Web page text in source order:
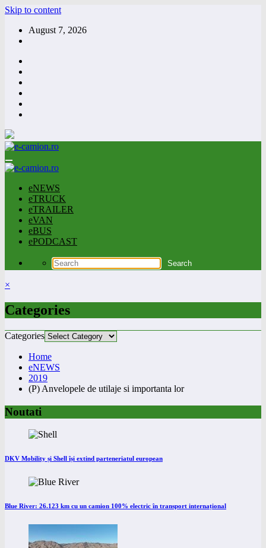
Skip to content
August 7, 2026
eNEWS
eTRUCK
eTRAILER
eVAN
eBUS
ePODCAST
×
Categories
Categories
Home
eNEWS
2019
(P) Anvelopele de utilaje si importanta lor
Noutati
DKV Mobility și Shell își extind parteneriatul european
Blue River: 26.123 km cu un camion 100% electric în transport internațional